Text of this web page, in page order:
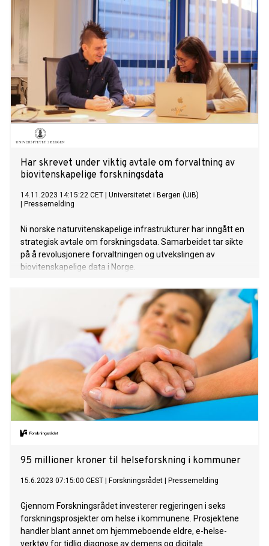
Har skrevet under viktig avtale om forvaltning av
biovitenskapelige forskningsdata
14.11.2023 14:15:22 CET
Universitetet i Bergen (UiB)
Pressemelding
Ni norske naturvitenskapelige infrastrukturer har inngått en
strategisk avtale om forskningsdata. Samarbeidet tar sikte
på å revolusjonere forvaltningen og utvekslingen av
biovitenskapelige data i Norge.
95 millioner kroner til helseforskning i kommuner
15.6.2023 07:15:00 CEST Forskningsrådet Pressemelding
Gjennom Forskningsrådet investerer regjeringen i seks
forskningsprosjekter om helse i kommunene. Prosjektene
handler blant annet om hjemmeboende eldre, e-helse-
verktøy for tidlig diagnose av demens og digitale